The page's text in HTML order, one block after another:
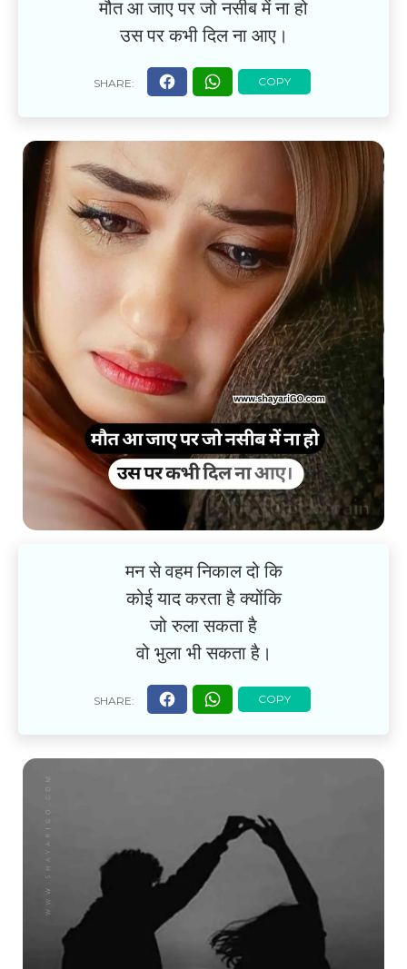
मौत आ जाए पर जो नसीब में ना हो
उस पर कभी दिल ना आए।
मन से वहम निकाल दो कि
कोई याद करता है क्योंकि
जो रुला सकता है
वो भुला भी सकता है।